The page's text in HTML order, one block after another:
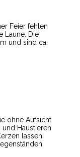
Feier fehlen
Laune. Die
und sind ca.
ohne Aufsicht
Haustieren
lassen!